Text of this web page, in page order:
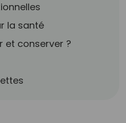
la santé
et conserver ?